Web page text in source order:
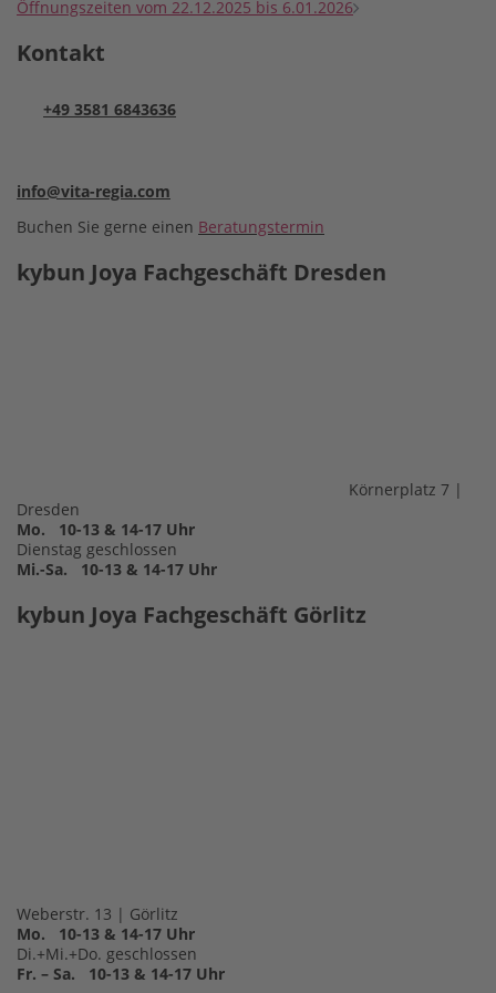
Öffnungszeiten vom 22.12.2025 bis 6.01.2026
Kontakt
+49 3581 6843636
info@vita-regia.com
Buchen Sie gerne einen Beratungstermin
kybun Joya Fachgeschäft Dresden
Körnerplatz 7 |
Dresden
Mo. 10-13 & 14-17 Uhr
Dienstag geschlossen
Mi.-Sa. 10-13 & 14-17 Uhr
kybun Joya Fachgeschäft Görlitz
Weberstr. 13 | Görlitz
Mo. 10-13 & 14-17 Uhr
Di.+Mi.+Do. geschlossen
Fr. – Sa. 10-13 & 14-17 Uhr